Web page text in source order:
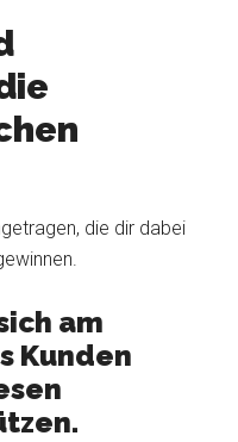
die dir dabei
am
Kunden